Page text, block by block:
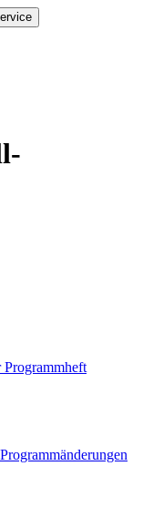
Programmheft
Programmänderungen